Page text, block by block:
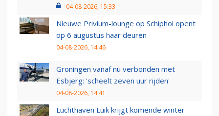
04-08-2026, 15:33
Nieuwe Privium-lounge op Schiphol opent
op 6 augustus haar deuren
04-08-2026, 14:46
Groningen vanaf nu verbonden met
Esbjerg: 'scheelt zeven uur rijden'
04-08-2026, 14:41
Luchthaven Luik krijgt komende winter